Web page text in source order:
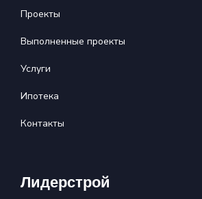
Проекты
Выполненные проекты
Услуги
Ипотека
Контакты
Лидерстрой